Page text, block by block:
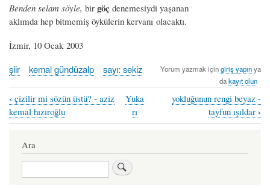
Benden selam söyle, bir göç denemesiydi yaşanan
aklımda hep bitmemiş öykülerin kervanı olacaktı.
İzmir, 10 Ocak 2003
şiir kemal gündüzalp sayı: sekiz Yorum yazmak içingiriş yapınya
dakayıt olun
Book
traversal
links
for
akşamüstü
‹ çizilir mi sözün üstü? - aziz
kemal hızıroğlu
Yuka
rı
yokluğunun rengi beyaz -
tayfun ışıldar ›
Ara
Ara